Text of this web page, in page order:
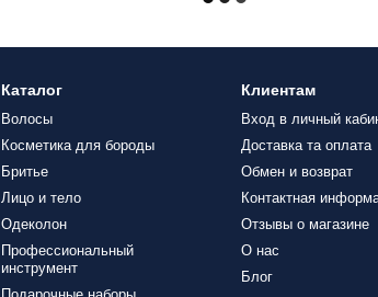
Каталог
Волосы
Косметика для бороды
Бритье
Лицо и тело
Одеколон
Профессиональный
инструмент
Клиентам
Вход в личный
Доставка та оплата
Обмен и возврат
Контактная
Отзывы о магазине
О нас
Блог